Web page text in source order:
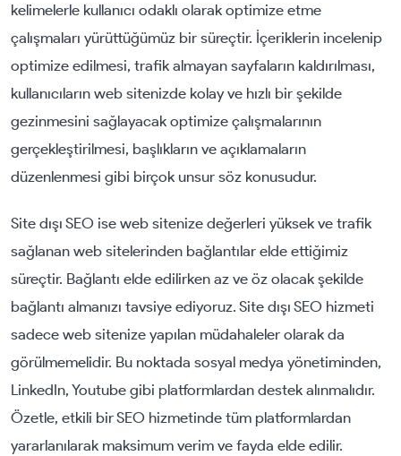
kelimelerle kullanıcı odaklı olarak optimize etme
çalışmaları yürüttüğümüz bir süreçtir. İçeriklerin incelenip
optimize edilmesi, trafik almayan sayfaların kaldırılması,
kullanıcıların web sitenizde kolay ve hızlı bir şekilde
gezinmesini sağlayacak optimize çalışmalarının
gerçekleştirilmesi, başlıkların ve açıklamaların
düzenlenmesi gibi birçok unsur söz konusudur.
Site dışı SEO ise web sitenize değerleri yüksek ve trafik
sağlanan web sitelerinden bağlantılar elde ettiğimiz
süreçtir. Bağlantı elde edilirken az ve öz olacak şekilde
bağlantı almanızı tavsiye ediyoruz. Site dışı SEO hizmeti
sadece web sitenize yapılan müdahaleler olarak da
görülmemelidir. Bu noktada sosyal medya yönetiminden,
LinkedIn, Youtube gibi platformlardan destek alınmalıdır.
Özetle, etkili bir SEO hizmetinde tüm platformlardan
yararlanılarak maksimum verim ve fayda elde edilir.